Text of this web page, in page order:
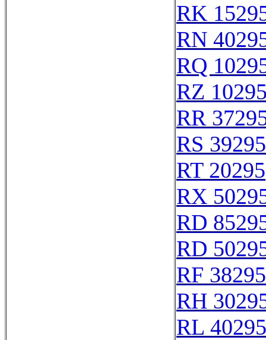
RK
RN
RQ
RZ
RR
RS 39295
RT 20295
RX
RD
RD
RF 38295
RH
RL 40295